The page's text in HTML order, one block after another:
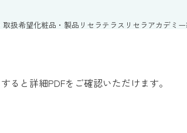
取扱希望化粧品・製品 リセラテラス リセラアカデミー
ると詳細PDFをご確認いただけます。